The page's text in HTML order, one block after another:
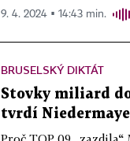
9. 4. 2024 ▪ 14:43 min.
BRUSELSKÝ DIKTÁT
Stovky miliard
tvrdí